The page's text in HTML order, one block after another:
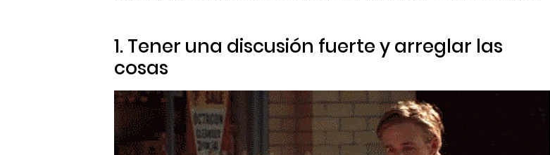
1. Tener una discusión fuerte y arreglar las
cosas